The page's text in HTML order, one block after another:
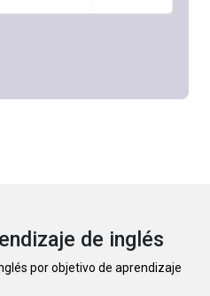
de inglés
por objetivo de aprendizaje